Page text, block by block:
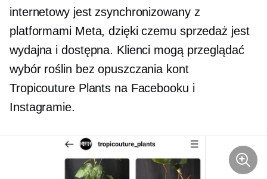
internetowy jest zsynchronizowany z
platformami Meta, dzięki czemu sprzedaż jest
wydajna i dostępna. Klienci mogą przeglądać
wybór roślin bez opuszczania kont
Tropicouture Plants na Facebooku i
Instagramie.